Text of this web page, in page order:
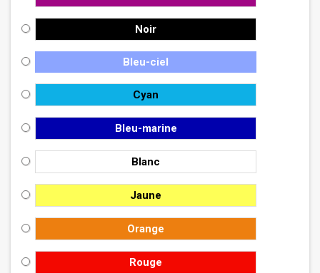
Noir
Bleu-ciel
Cyan
Bleu-marine
Blanc
Jaune
Orange
Rouge